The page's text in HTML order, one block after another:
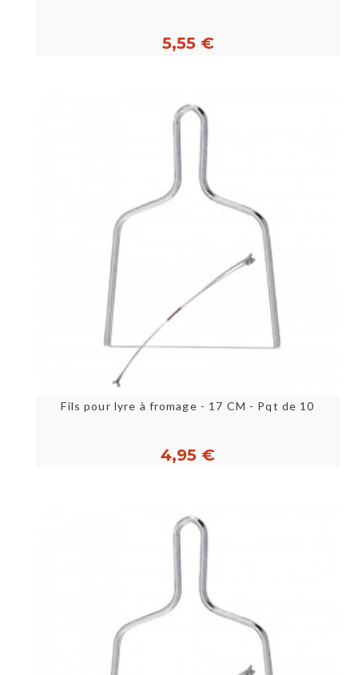
5,55 €
Fils pour lyre à fromage - 17 CM - Pqt de 10
4,95 €